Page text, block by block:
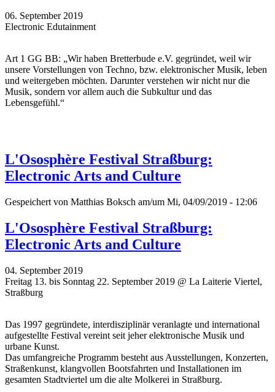
06. September 2019
Electronic Edutainment
Art 1 GG BB: „Wir haben Bretterbude e.V. gegründet, weil wir
unsere Vorstellungen von Techno, bzw. elektronischer Musik, leben
und weitergeben möchten. Darunter verstehen wir nicht nur die
Musik, sondern vor allem auch die Subkultur und das
Lebensgefühl.“
L'Ososphère Festival Straßburg:
Electronic Arts and Culture
Gespeichert von Matthias Boksch am/um Mi, 04/09/2019 - 12:06
L'Ososphère Festival Straßburg:
Electronic Arts and Culture
04. September 2019
Freitag 13. bis Sonntag 22. September 2019 @ La Laiterie Viertel,
Straßburg
Das 1997 gegründete, interdisziplinär veranlagte und international
aufgestellte Festival vereint seit jeher elektronische Musik und
urbane Kunst.
Das umfangreiche Programm besteht aus Ausstellungen, Konzerten,
Straßenkunst, klangvollen Bootsfahrten und Installationen im
gesamten Stadtviertel um die alte Molkerei in Straßburg.